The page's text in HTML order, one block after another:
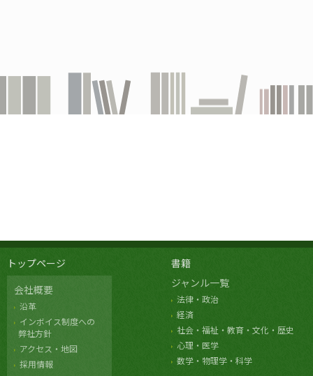
トップページ
会社概要
沿革
インボイス制度への
弊社方針
アクセス・地図
採用情報
書籍
ジャンル一覧
法律・政治
経済
社会・福祉・教育・文化・歴史
心理・医学
数学・物理学・科学